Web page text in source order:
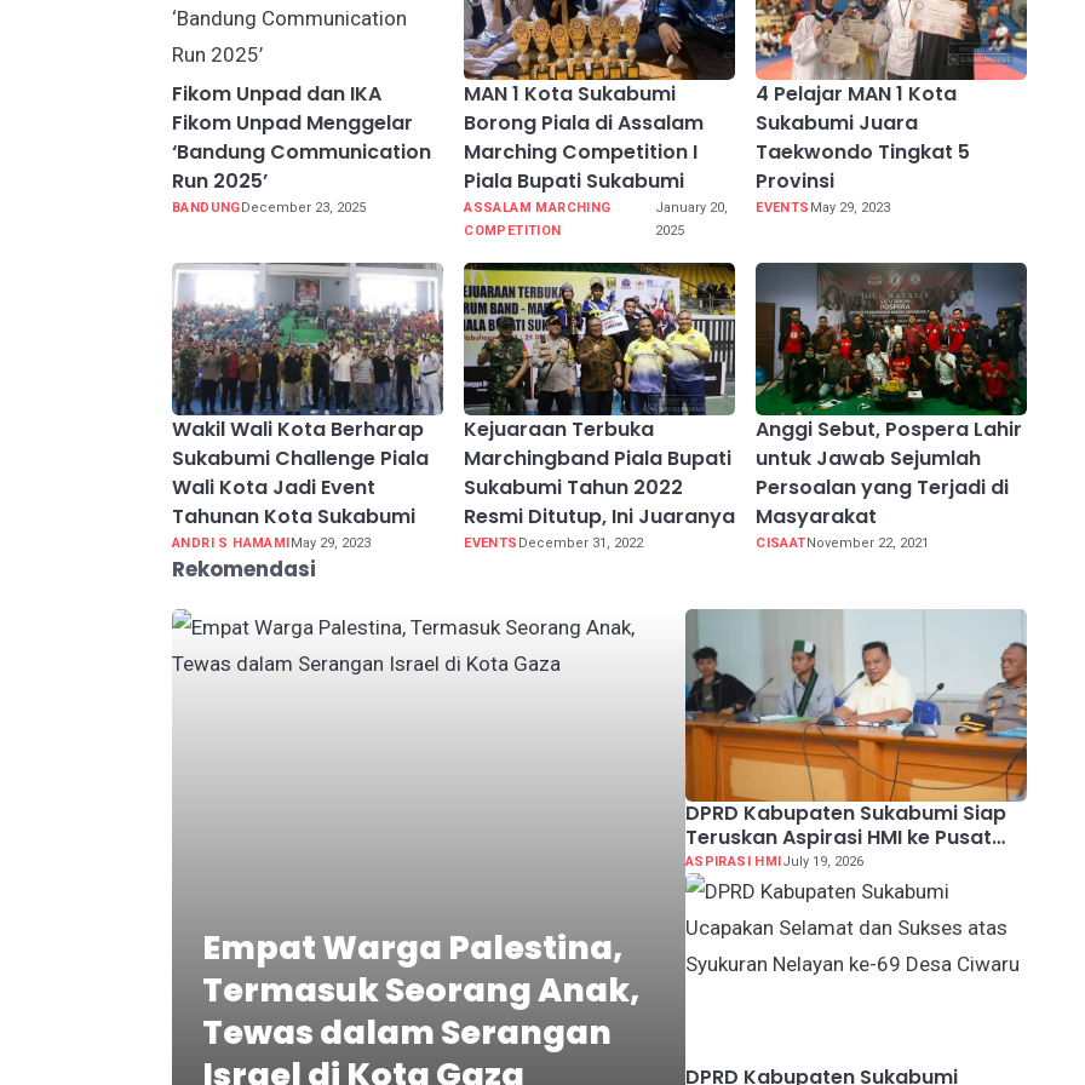
Fikom Unpad dan IKA
Fikom Unpad Menggelar
‘Bandung Communication
Run 2025’
BANDUNG December 23, 2025
MAN 1 Kota Sukabumi
Borong Piala di Assalam
Marching Competition I
Piala Bupati Sukabumi
ASSALAM MARCHING
COMPETITION
January 20,
2025
4 Pelajar MAN 1 Kota
Sukabumi Juara
Taekwondo Tingkat 5
Provinsi
EVENTS May 29, 2023
Wakil Wali Kota Berharap
Sukabumi Challenge Piala
Wali Kota Jadi Event
Tahunan Kota Sukabumi
ANDRI S HAMAMI May 29, 2023
Kejuaraan Terbuka
Marchingband Piala Bupati
Sukabumi Tahun 2022
Resmi Ditutup, Ini Juaranya
EVENTS December 31, 2022
Anggi Sebut, Pospera Lahir
untuk Jawab Sejumlah
Persoalan yang Terjadi di
Masyarakat
CISAAT November 22, 2021
Rekomendasi
Empat Warga Palestina,
Termasuk Seorang Anak,
Tewas dalam Serangan
Israel di Kota Gaza
DPRD Kabupaten Sukabumi Siap
Teruskan Aspirasi HMI ke Pusat
Soal MBG hingga KDMP
ASPIRASI HMIJuly 19, 2026
DPRD Kabupaten Sukabumi